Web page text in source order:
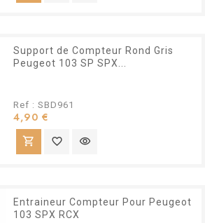
Support de Compteur Rond Gris
Peugeot 103 SP SPX...
Ref : SBD961
4,90 €
shopping_cart favorite_border visibility
Entraineur Compteur Pour Peugeot
103 SPX RCX